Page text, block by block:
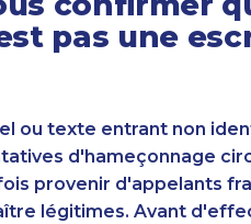
pas une
ou texte entrant non
d'hameçonnage
provenir d'appelants
légitimes. Avant